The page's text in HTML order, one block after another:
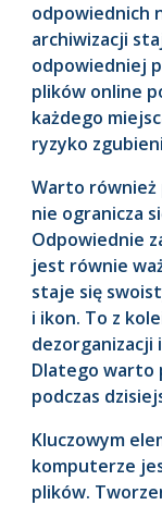
odpowiednich
archiwizacji
odpowiedniej
plików online
każdego
ryzyko
Warto również
nie ogranicza
Odpowiednie
jest równie
staje się
i ikon. To z
dezorganizacji
Dlatego warto
podczas
Kluczowym
komputerze
plików.